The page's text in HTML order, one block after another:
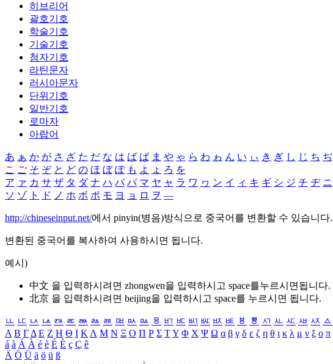
히브리어
괄호기호
학술기호
기술기호
첨자기호
라틴문자
러시아문자
단위기호
일반기호
로마자
아랍어
あ ぁ か が さ ざ た だ な は ば ぱ ま や ゃ ら わ ゎ ん い ぃ き ぎ し じ ち ぢ
こ ご そ ぞ と ど の ほ ぼ ぽ も よ ょ ろ を
ア ァ カ サ ザ タ ダ ナ ハ バ パ マ ヤ ャ ラ ワ ヮ ン イ ィ キ ギ シ ジ チ ヂ ニ
ソ ゾ ト ド ノ ホ ボ ポ モ ヨ ョ ロ ヲ ―
http://chineseinput.net/에서 pinyin(병음)방식으로 중국어를 변환할 수 있습니다.
변환된 중국어를 복사하여 사용하시면 됩니다.
예시)
中文 을 입력하시려면 zhongwen을 입력하시고 space를누르시면됩니다.
北京 을 입력하시려면 beijing을 입력하시고 space를 누르시면 됩니다.
ㅥ ㅦ ㅧ ㅨ ㅩ ㅪ ㅫ ㅬ ㅭ ㅮ ㅯ ㅰ ㅱ ㅲ ㅳ ㅴ ㅵ ㅶ ㅷ ㅸ ㅹ ㅺ ㅻ ㅼ ㅽ ㅾ ㅿ
Α Β ΓΔ Ε Ζ Η Θ Ι ΚΛ Μ Ν Ξ Ο Π Ρ Σ ΤΥ Φ Χ Ψ Ω α β γ δ ε ζ η θ ι κ λ μ ν ξ ο π
á à Á À é è É È ç Ç ê
Ä Ö Ü ä ö ü ß